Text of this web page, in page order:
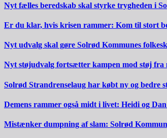
Nyt fælles beredskab skal styrke trygheden i
Er du klar, hvis krisen rammer: Kom til stort
Nyt udvalg skal gøre Solrød Kommunes
Nyt støjudvalg fortsætter kampen mod støj fra
Solrød Strandrenselaug har købt ny og bedre
Demens rammer også midt i livet: Heidi og
Mistænker dumpning af slam: Solrød